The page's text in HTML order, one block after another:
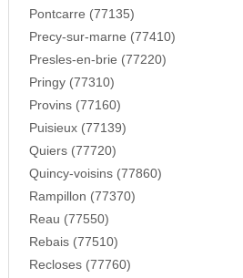
Pontcarre (77135)
Precy-sur-marne (77410)
Presles-en-brie (77220)
Pringy (77310)
Provins (77160)
Puisieux (77139)
Quiers (77720)
Quincy-voisins (77860)
Rampillon (77370)
Reau (77550)
Rebais (77510)
Recloses (77760)